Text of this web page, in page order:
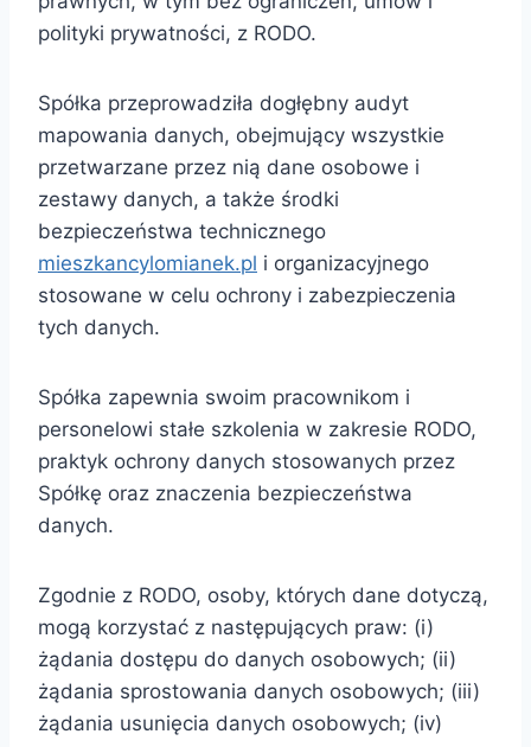
polityki prywatności, z RODO.
Spółka przeprowadziła dogłębny audyt
mapowania danych, obejmujący wszystkie
przetwarzane przez nią dane osobowe i
zestawy danych, a także środki
bezpieczeństwa technicznego
mieszkancylomianek.pl i organizacyjnego
stosowane w celu ochrony i zabezpieczenia
tych danych.
Spółka zapewnia swoim pracownikom i
personelowi stałe szkolenia w zakresie RODO,
praktyk ochrony danych stosowanych przez
Spółkę oraz znaczenia bezpieczeństwa
danych.
Zgodnie z RODO, osoby, których dane dotyczą,
mogą korzystać z następujących praw: (i)
żądania dostępu do danych osobowych; (ii)
żądania sprostowania danych osobowych; (iii)
żądania usunięcia danych osobowych; (iv)